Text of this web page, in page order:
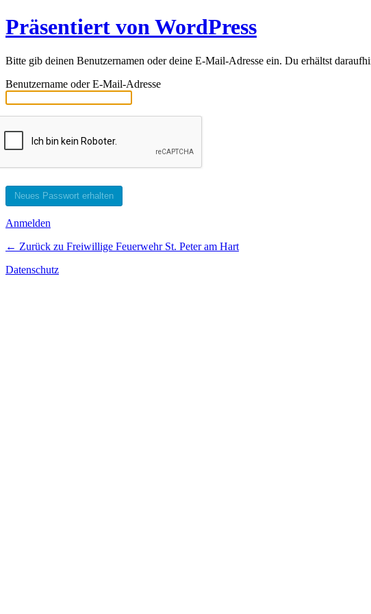
Präsentiert von WordPress
Bitte gib deinen Benutzernamen oder deine E-Mail-Adresse ein. Du erhältst
Benutzername oder E-Mail-Adresse
Anmelden
← Zurück zu Freiwillige Feuerwehr St. Peter am Hart
Datenschutz